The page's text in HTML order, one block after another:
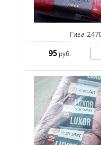
Гиза
95 руб.